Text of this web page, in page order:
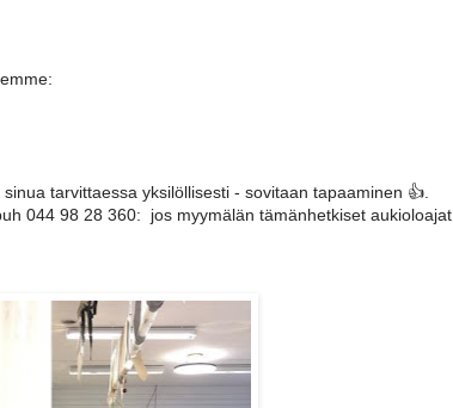
tarvittaessa yksilöllisesti - sovitaan tapaaminen 👍.
044 98 28 360: jos myymälän tämänhetkiset aukioloajat